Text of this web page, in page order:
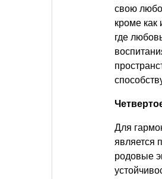
свою
кроме как
где
Для
является
родовые